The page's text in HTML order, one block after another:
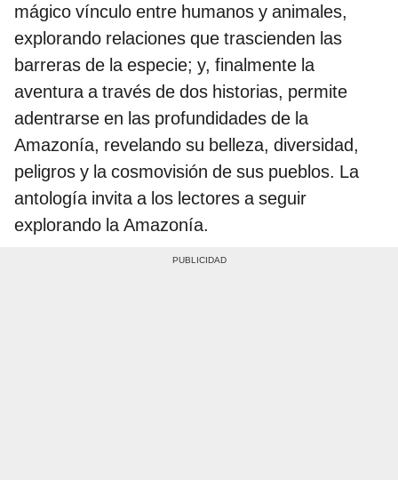
mágico vínculo entre humanos y animales,
explorando relaciones que trascienden las
barreras de la especie; y, finalmente la
aventura a través de dos historias, permite
adentrarse en las profundidades de la
Amazonía, revelando su belleza, diversidad,
peligros y la cosmovisión de sus pueblos. La
antología invita a los lectores a seguir
explorando la Amazonía.